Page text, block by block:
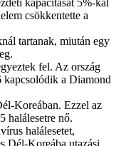
csökkentette a
tartanak, miután egy
fel. Az ország
kapcsolódik a Diamond
Koreában. Ezzel az
halálesetre nő.
halálesetet,
Dél-Koreába utazási